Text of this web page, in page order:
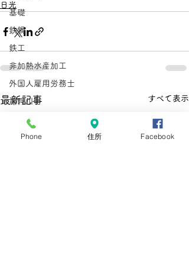
基礎
鉄鋼
鉄工
非加熱水産加工
外国人雇用労務士
那珂川町
型枠施工
鉄筋施工
日光
最新記事 すべて表示
Phone 住所 Facebook